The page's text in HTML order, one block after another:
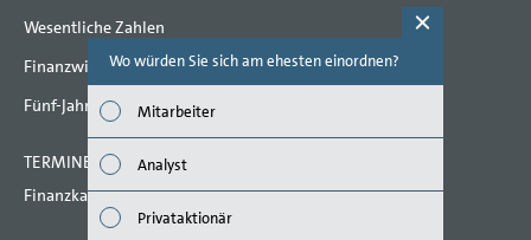
Wesentliche Zahlen
Finanzwirtschaftliche Kennzahlen
Fünf-Jahres-Übersicht
TERMINE 2022
Finanzkalender
Wo würden Sie sich am ehesten einordnen?
Mitarbeiter
Analyst
Privataktionär